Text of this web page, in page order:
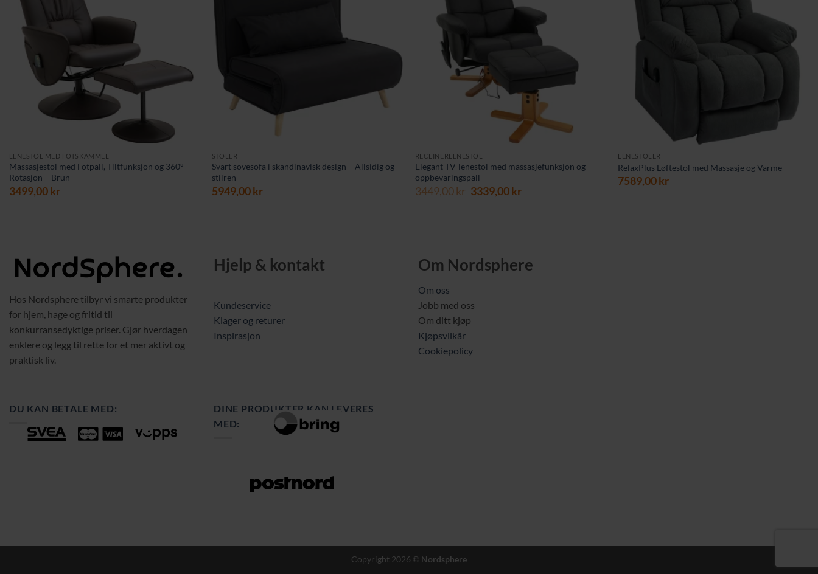
LENESTOL MED FOTSKAMMEL
Massasjestol med Fotpall, Tiltfunksjon og 360°
Rotasjon – Brun
3499,00kr
STOLER
Svart sovesofa i skandinavisk design – Allsidig og
stilren
5949,00kr
RECLINERLENESTOL
Elegant TV-lenestol med massasjefunksjon og
oppbevaringspall
3449,00kr Opprinnelig
3339,00krNåværende
LENESTOLER
RelaxPlus Løftestol med Massasje og Varme
7589,00kr
Hos Nordsphere tilbyr vi smarte produkter
for hjem, hage og fritid til
konkurransedyktige priser. Gjør hverdagen
enklere og legg til rette for et mer aktivt og
praktisk liv.
Hjelp & kontakt
Kundeservice
Klager og returer
Inspirasjon
Om Nordsphere
Om oss
Jobb med oss
Om ditt kjøp
Kjøpsvilkår
Cookiepolicy
DU KAN BETALE MED:
DINE PRODUKTER KAN LEVERES
MED:
Copyright 2026 © Nordsphere